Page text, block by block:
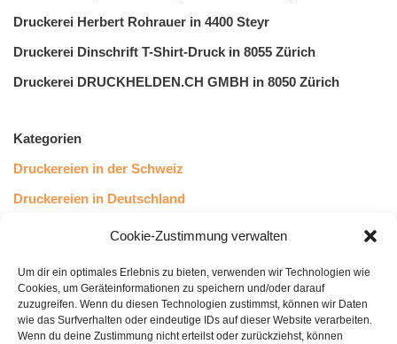
Cookie-Zustimmung verwalten
Um dir ein optimales Erlebnis zu bieten, verwenden wir Technologien wie
Cookies, um Geräteinformationen zu speichern und/oder darauf
zuzugreifen. Wenn du diesen Technologien zustimmst, können wir Daten
wie das Surfverhalten oder eindeutige IDs auf dieser Website verarbeiten.
Wenn du deine Zustimmung nicht erteilst oder zurückziehst, können
Druckerei Herbert Rohrauer in 4400 Steyr
Druckerei Dinschrift T-Shirt-Druck in 8055 Zürich
Druckerei DRUCKHELDEN.CH GMBH in 8050 Zürich
Kategorien
Druckereien in der Schweiz
Druckereien in Deutschland
Druckereien in Österreich
Kundenstimmen